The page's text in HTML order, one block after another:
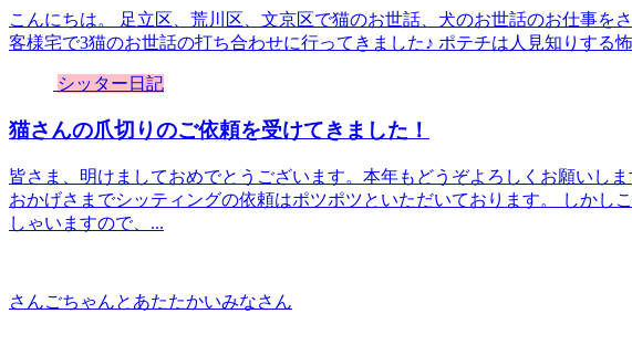
こんにちは。 足立区、荒川区、文京区で猫のお世話、犬のお世話のお仕事を
客様宅で3猫のお世話の打ち合わせに行ってきました♪ ポテチは人見知りする
シッター日記
猫さんの爪切りのご依頼を受けてきました！
皆さま、明けましておめでとうございます。本年もどうぞよろしくお願いし
おかげさまでシッティングの依頼はポツポツといただいております。 しかし
しゃいますので、...
さんごちゃんとあたたかいみなさん